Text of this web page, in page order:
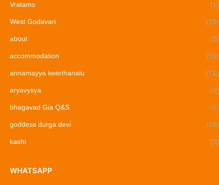
Vratams (1)
West Godavari (18)
about (1)
accommodation (59)
annamayya keerthanalu (71)
aryavysya (1)
bhagavad Gia Q&S (2)
goddess durga devi (18)
kashi (3)
WHATSAPP